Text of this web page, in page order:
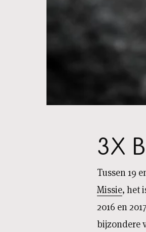
3X
Tussen 19
Missie, het
2016 en
bijzondere